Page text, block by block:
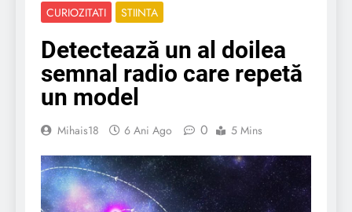
CURIOZITATI STIINTA
Detectează un al doilea
semnal radio care repetă
un model
Mihais18 6 Ani Ago 0 5 Mins